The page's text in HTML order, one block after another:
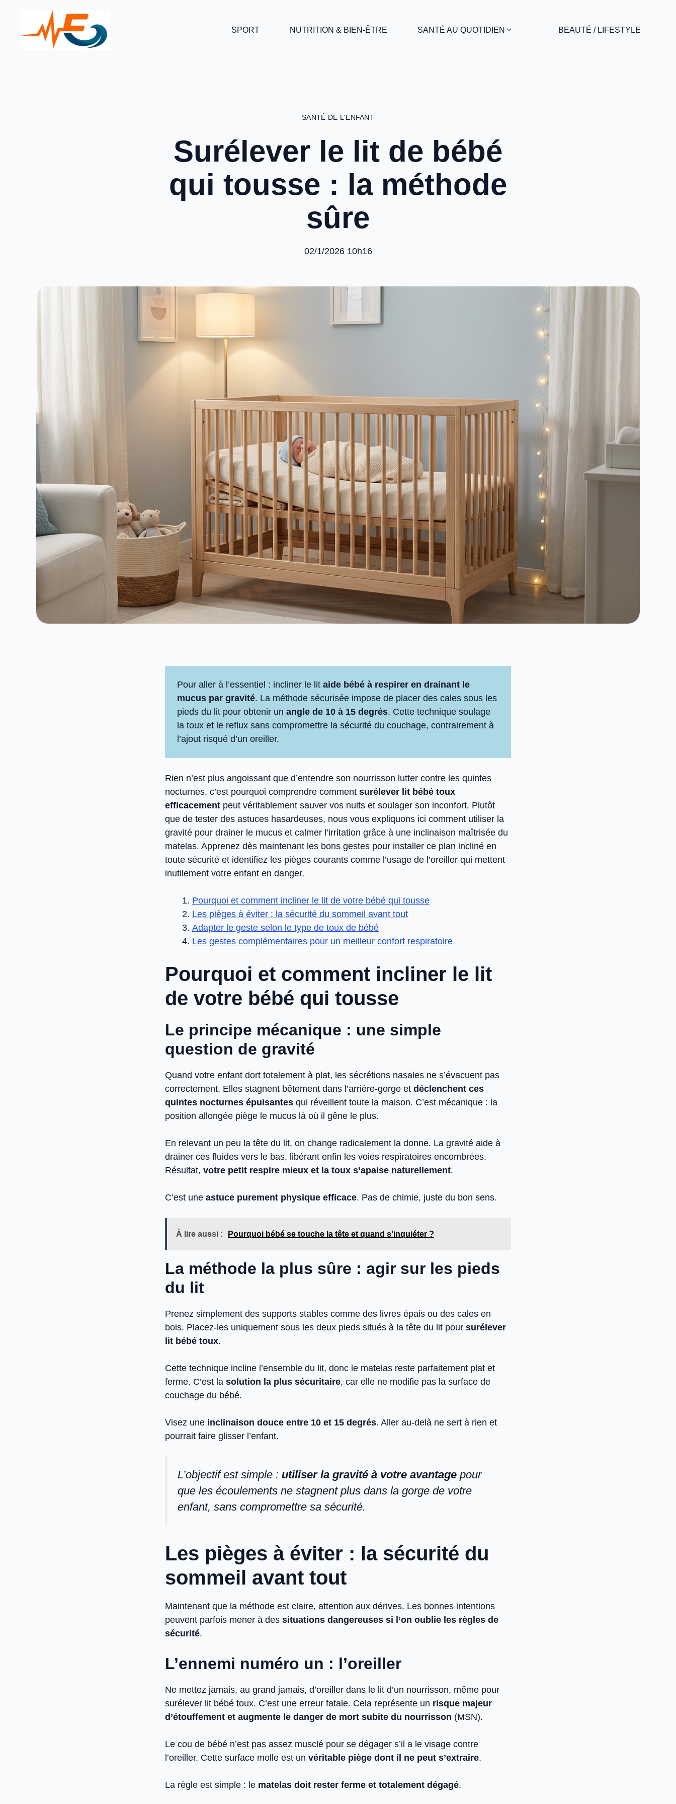
contenu
SPORT NUTRITION & BIEN-ÊTRE SANTÉ AU QUOTIDIEN BEAUTÉ / LIFESTYLE
SANTÉ DE L'ENFANT
Surélever le lit de bébé
qui tousse : la méthode
sûre
02/1/2026 10h16
Pour aller à l’essentiel : incliner le lit aide bébé à respirer en drainant le
mucus par gravité. La méthode sécurisée impose de placer des cales sous les
pieds du lit pour obtenir un angle de 10 à 15 degrés. Cette technique soulage
la toux et le reflux sans compromettre la sécurité du couchage, contrairement à
l’ajout risqué d’un oreiller.
Rien n’est plus angoissant que d’entendre son nourrisson lutter contre les quintes
nocturnes, c’est pourquoi comprendre comment surélever lit bébé toux
efficacement peut véritablement sauver vos nuits et soulager son inconfort. Plutôt
que de tester des astuces hasardeuses, nous vous expliquons ici comment utiliser la
gravité pour drainer le mucus et calmer l’irritation grâce à une inclinaison maîtrisée du
matelas. Apprenez dès maintenant les bons gestes pour installer ce plan incliné en
toute sécurité et identifiez les pièges courants comme l’usage de l’oreiller qui mettent
inutilement votre enfant en danger.
Pourquoi et comment incliner le lit de votre bébé qui tousse
Les pièges à éviter : la sécurité du sommeil avant tout
Adapter le geste selon le type de toux de bébé
Les gestes complémentaires pour un meilleur confort respiratoire
Pourquoi et comment incliner le lit
de votre bébé qui tousse
Le principe mécanique : une simple
question de gravité
Quand votre enfant dort totalement à plat, les sécrétions nasales ne s’évacuent pas
correctement. Elles stagnent bêtement dans l’arrière-gorge et déclenchent ces
quintes nocturnes épuisantes qui réveillent toute la maison. C’est mécanique : la
position allongée piège le mucus là où il gêne le plus.
En relevant un peu la tête du lit, on change radicalement la donne. La gravité aide à
drainer ces fluides vers le bas, libérant enfin les voies respiratoires encombrées.
Résultat, votre petit respire mieux et la toux s’apaise naturellement.
C’est une astuce purement physique efficace. Pas de chimie, juste du bon sens.
À lire aussi : Pourquoi bébé se touche la tête et quand s'inquiéter ?
La méthode la plus sûre : agir sur les pieds
du lit
Prenez simplement des supports stables comme des livres épais ou des cales en
bois. Placez-les uniquement sous les deux pieds situés à la tête du lit pour surélever
lit bébé toux.
Cette technique incline l’ensemble du lit, donc le matelas reste parfaitement plat et
ferme. C’est la solution la plus sécuritaire, car elle ne modifie pas la surface de
couchage du bébé.
Visez une inclinaison douce entre 10 et 15 degrés. Aller au-delà ne sert à rien et
pourrait faire glisser l’enfant.
L’objectif est simple : utiliser la gravité à votre avantage pour
que les écoulements ne stagnent plus dans la gorge de votre
enfant, sans compromettre sa sécurité.
Les pièges à éviter : la sécurité du
sommeil avant tout
Maintenant que la méthode est claire, attention aux dérives. Les bonnes intentions
peuvent parfois mener à des situations dangereuses si l’on oublie les règles de
sécurité.
L’ennemi numéro un : l’oreiller
Ne mettez jamais, au grand jamais, d’oreiller dans le lit d’un nourrisson, même pour
surélever lit bébé toux. C’est une erreur fatale. Cela représente un risque majeur
d’étouffement et augmente le danger de mort subite du nourrisson (MSN).
Le cou de bébé n’est pas assez musclé pour se dégager s’il a le visage contre
l’oreiller. Cette surface molle est un véritable piège dont il ne peut s’extraire.
La règle est simple : le matelas doit rester ferme et totalement dégagé.